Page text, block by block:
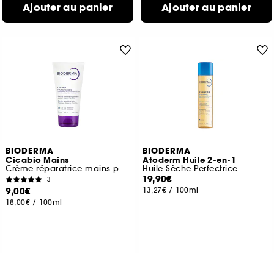
Ajouter au panier Ajouter au panier
BIODERMA
Cicabio Mains
Crème réparatrice mains pour les peaux abîmées
3
9,00€
18,00€ / 100ml
BIODERMA
Atoderm Huile 2-en-1
Huile Sèche Perfectrice
19,90€
13,27€ / 100ml